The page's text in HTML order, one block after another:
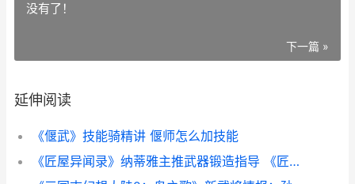
没有了！
下一篇 »
延伸阅读
《偃武》技能骑精讲 偃师怎么加技能
《匠屋异闻录》纳蒂雅主推武器锻造指导 《匠屋异闻录》在线观看